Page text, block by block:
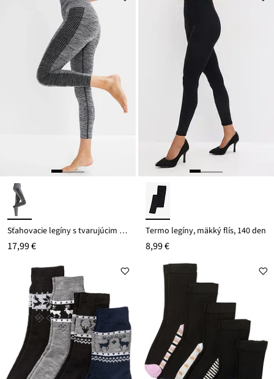
Sťahovacie legíny s tvarujúcim efektom na bruško, seamless
17,99 €
Termo legíny, mäkký flís, 140 den
8,99 €